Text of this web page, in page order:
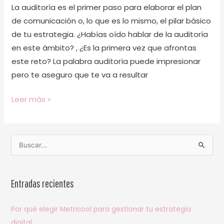
La auditoría es el primer paso para elaborar el plan
de comunicación o, lo que es lo mismo, el pilar básico
de tu estrategia. ¿Habías oído hablar de la auditoría
en este ámbito? , ¿Es la primera vez que afrontas
este reto? La palabra auditoría puede impresionar
pero te aseguro que te va a resultar
Leer más »
c
r
Entradas recientes
Por qué elegir Metricool para gestionar tu estrategia